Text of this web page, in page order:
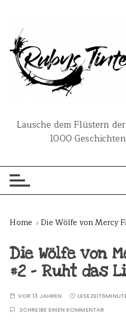
Lausche dem Flüstern
1000
Home Die Wölfe von Mercy
Die Wölfe von
#2 – Ruht das
VOR 13 JAHREN LESEZEIT
SCHREIBE EINEN KOMMENTAR